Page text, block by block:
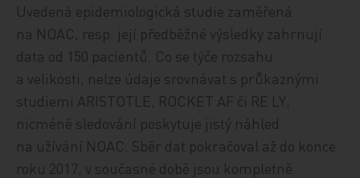
Uvedená epidemiologická studie zaměřená
na NOAC, resp. její předběžné výsledky zahrnují
data od 150 pacientů. Co se týče rozsahu
a velikosti, nelze údaje srovnávat s průkaznými
studiemi ARISTOTLE, ROCKET AF či RE LY,
nicméně sledování poskytuje jistý náhled
na užívání NOAC. Sběr dat pokračoval až do konce
roku 2017, v současné době jsou kompletně